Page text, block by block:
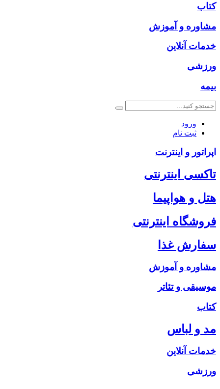
کتاب
مشاوره و آموزش
خدمات آنلاین
ورزشی
بیمه
ورود
ثبت نام
اپراتور و اینترنت
تاکسی اینترنتی
هتل و هواپیما
فروشگاه اینترنتی
سفارش غذا
مشاوره و آموزش
موسیقی و تئاتر
کتاب
مد و لباس
خدمات آنلاین
ورزشی